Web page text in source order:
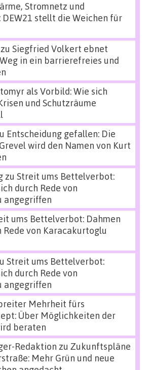
Stromnetz und
stellt die Weichen für
zu Siegfried Volkert ebnet
in ein barrierefreies und
als Vorbild: Wie sich
und Schutzräume
Entscheidung gefallen: Die
wird den Namen von Kurt
zu Streit ums Bettelverbot:
durch Rede von
angegriffen
ums Bettelverbot: Dahmen
von Karacakurtoglu
Streit ums Bettelverbot:
durch Rede von
angegriffen
Mehrheit fürs
Über Möglichkeiten der
beraten
Redaktion zu Zukunftspläne
Mehr Grün und neue